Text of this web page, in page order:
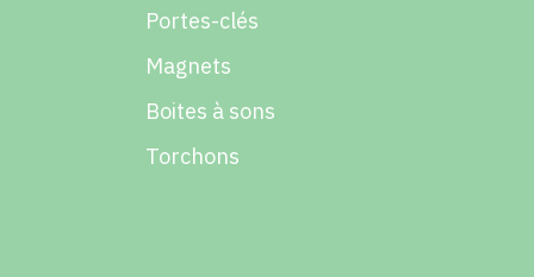
Portes-clés
Magnets
Boites à sons
Torchons